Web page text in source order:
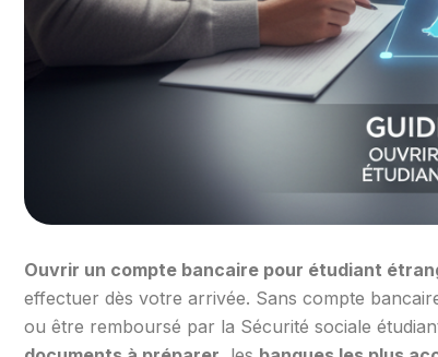
Ouvrir un compte bancaire pour étudiant
effectuer dès votre arrivée. Sans compte
ou être remboursé par la Sécurité sociale